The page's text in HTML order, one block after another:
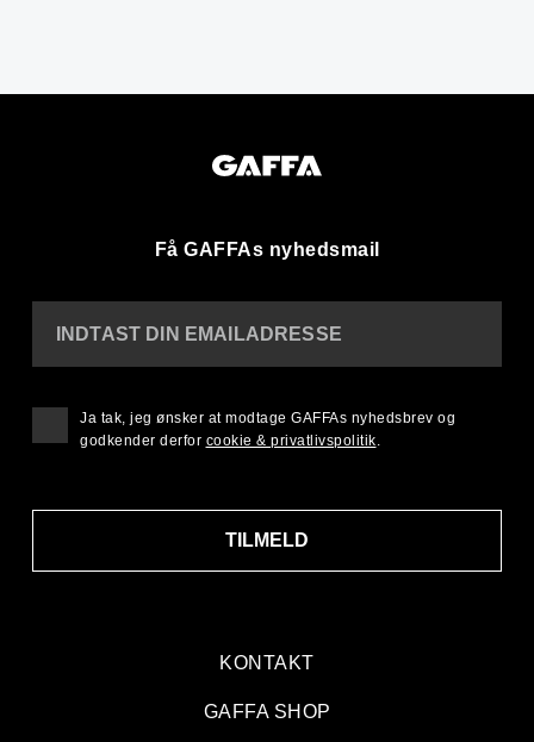
Få GAFFAs nyhedsmail
KONTAKT
GAFFA SHOP
INDTAST DIN EMAILADRESSE
TILMELD
Ja tak, jeg ønsker at modtage GAFFAs nyhedsbrev og
godkender derfor cookie & privatlivspolitik.